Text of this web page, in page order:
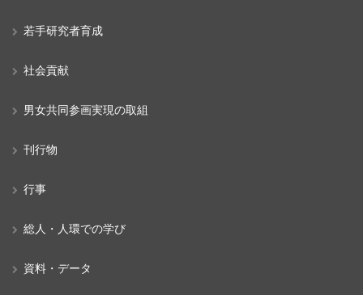
若手研究者育成
社会貢献
男女共同参画実現の取組
刊行物
行事
総人・人環での学び
資料・データ